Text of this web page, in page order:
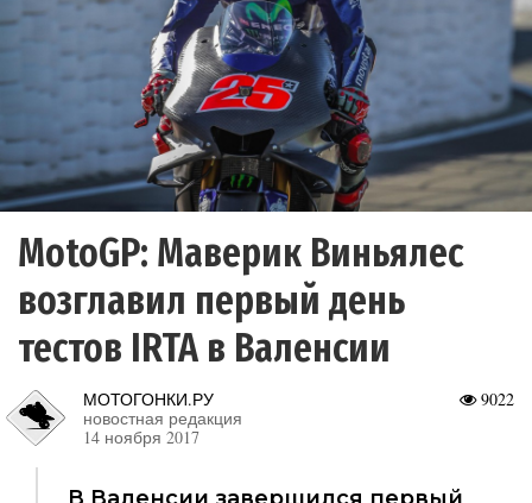
MotoGP: Маверик Виньялес
возглавил первый день
тестов IRTA в Валенсии
9022
МОТОГОНКИ.РУ
новостная редакция
14 ноября 2017